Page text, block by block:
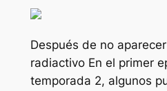
Después de no
radiactivoEn el primer
temporada 2, algunos